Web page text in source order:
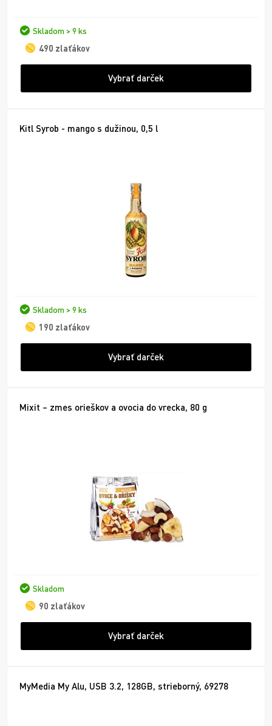
Skladom > 9 ks
490 zlaťákov
Vybrať darček
Kitl Syrob - mango s dužinou, 0,5 l
Skladom > 9 ks
190 zlaťákov
Vybrať darček
Mixit – zmes orieškov a ovocia do vrecka, 80 g
Skladom
90 zlaťákov
Vybrať darček
MyMedia My Alu, USB 3.2, 128GB, strieborný, 69278